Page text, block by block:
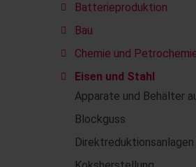
Batterieproduktion
Bau
Chemie und
Eisen und Stahl
Apparate und Behälter
Blockguss
Direktreduktionsanlagen